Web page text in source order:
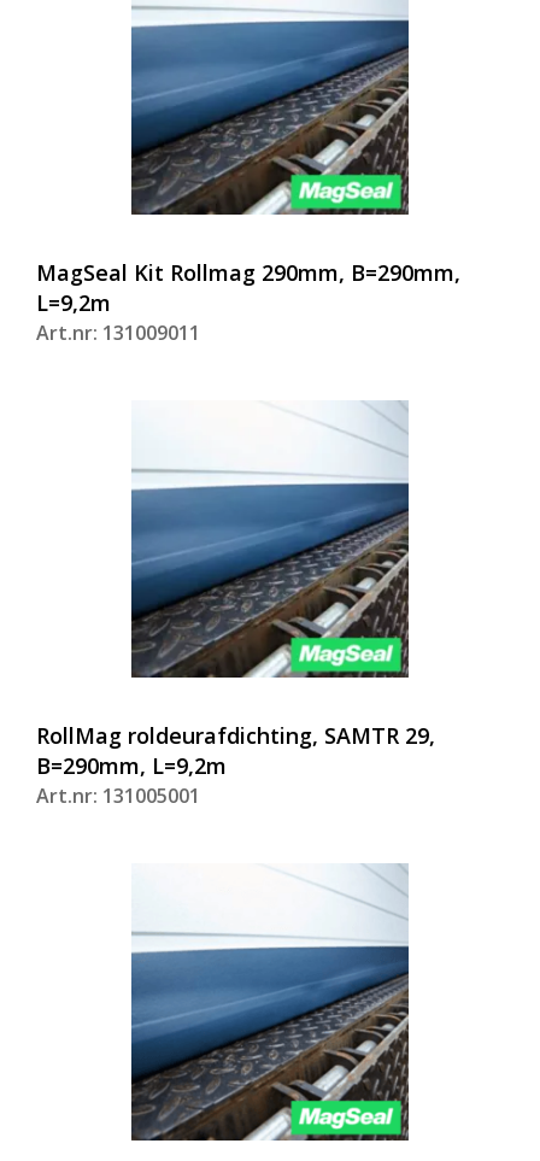
MagSeal Kit Rollmag 290mm, B=290mm,
L=9,2m
Art.nr: 131009011
RollMag roldeurafdichting, SAMTR 29,
B=290mm, L=9,2m
Art.nr: 131005001